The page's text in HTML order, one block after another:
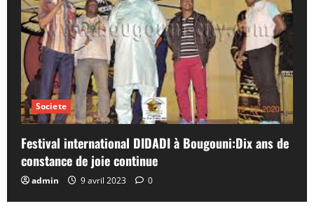
Societe
Festival international DIDADI à Bougouni:Dix ans de
constance de joie continue
admin 9 avril 2023 0